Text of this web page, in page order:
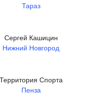
Тараз
Сергей Кашицин
Нижний Новгород
Территория Спорта
Пенза